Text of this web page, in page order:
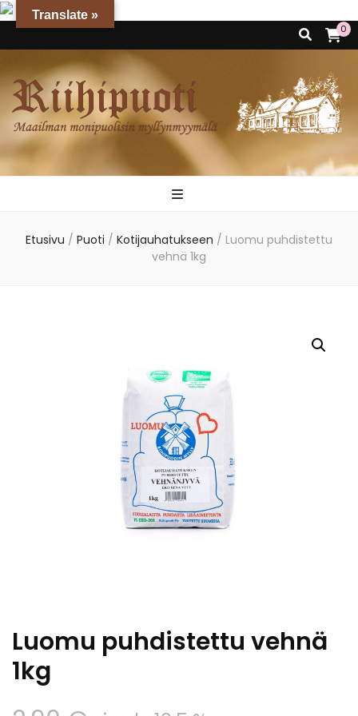
0
Riihipuoti
Maailman monipuolisin myllynmyymälä
Etusivu / Puoti / Kotijauhatukseen / Luomu puhdistettu
vehnä 1kg
Luomu puhdistettu vehnä
1kg
Translate »